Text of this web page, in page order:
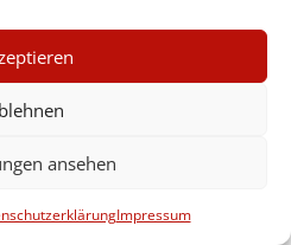
ansehen
Impressum
moslemische
bewusst entfacht
die Besatzung Iraks
hat er einen
der Prophet Mohammed
×